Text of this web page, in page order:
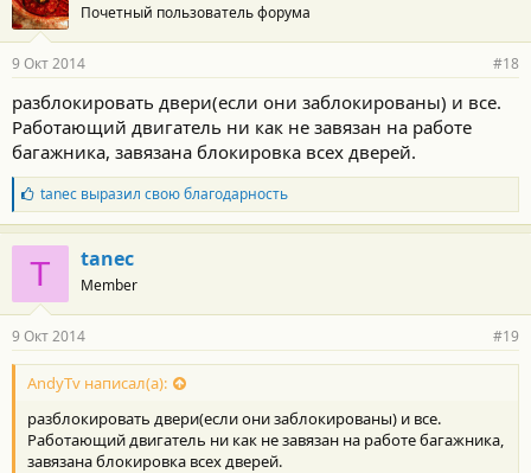
Почетный пользователь форума
9 Окт 2014 #18
разблокировать двери(если они заблокированы) и все.
Работающий двигатель ни как не завязан на работе
багажника, завязана блокировка всех дверей.
Б
л
а
г
о
д
а
н
о
с
и
:
tanecвыразил свою благодарность
T tanec
Member
9 Окт 2014 #19
AndyTv написал(а):
разблокировать двери(если они заблокированы) и все.
Работающий двигатель ни как не завязан на работе багажника,
завязана блокировка всех дверей.